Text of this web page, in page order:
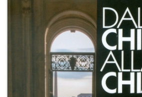
MONDO
COLLANE
RIVISTE
CEI
AUTORI VARI